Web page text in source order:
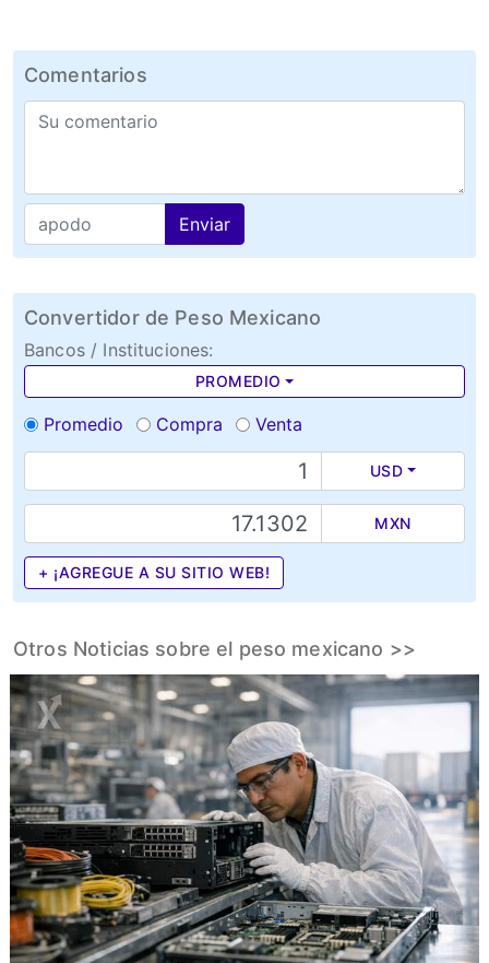
Comentarios
Enviar
Convertidor de Peso Mexicano
Bancos / Instituciones:
PROMEDIO
Promedio Compra Venta
USD
MXN
+ ¡AGREGUE A SU SITIO WEB!
Otros Noticias sobre el peso mexicano >>